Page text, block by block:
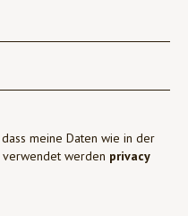
meine Daten wie in der
verwendet werden privacy